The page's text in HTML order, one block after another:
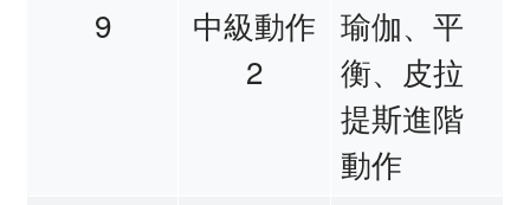
9
中級動作
2
瑜伽、平
衡、皮拉
提斯進階
動作